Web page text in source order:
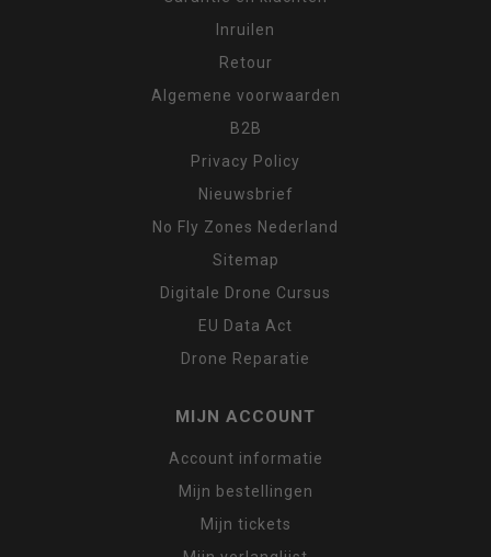
Inruilen
Retour
Algemene voorwaarden
B2B
Privacy Policy
Nieuwsbrief
No Fly Zones Nederland
Sitemap
Digitale Drone Cursus
EU Data Act
Drone Reparatie
MIJN ACCOUNT
Account informatie
Mijn bestellingen
Mijn tickets